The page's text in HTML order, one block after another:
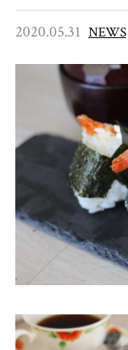
2020.05.31 NEWS